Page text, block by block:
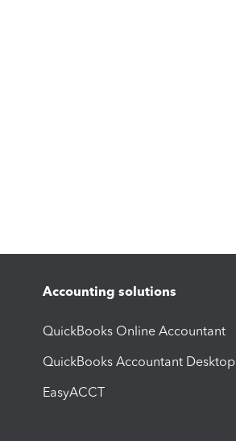
Accounting solutions
QuickBooks Online Accountant
QuickBooks Accountant Desktop
EasyACCT